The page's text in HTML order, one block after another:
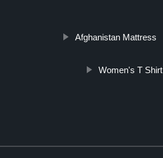
Afghanistan Mattress
Women's T Shirt